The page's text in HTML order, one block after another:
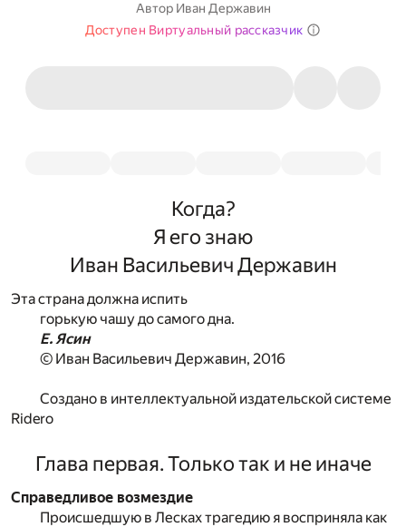
Автор Иван Державин
Доступен Виртуальный рассказчик
Когда?
Я его знаю
Иван Васильевич Державин
Эта страна должна испить
горькую чашу до самого дна.
Е. Ясин
© Иван Васильевич Державин, 2016
Создано в интеллектуальной издательской системе
Ridero
Глава первая. Только так и не иначе
Справедливое возмездие
Происшедшую в Лесках трагедию я восприняла как